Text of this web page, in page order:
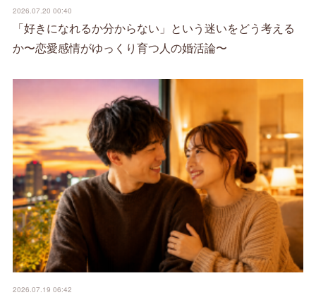
2026.07.20 00:40
「好きになれるか分からない」という迷いをどう考える
か〜恋愛感情がゆっくり育つ人の婚活論〜
2026.07.19 06:42